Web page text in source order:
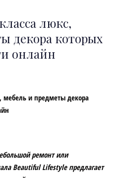
люкс,
декора которых
онлайн
ремонт или
Beautiful Lifestyle предлагает